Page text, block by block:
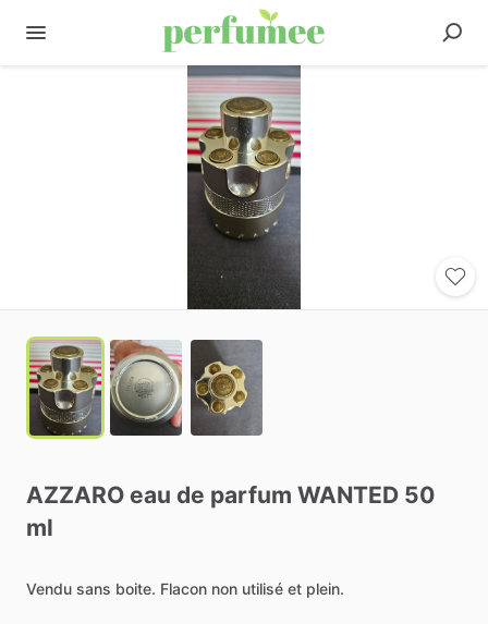
AZZARO eau de parfum WANTED 50
ml
Vendu sans boite. Flacon non utilisé et plein.